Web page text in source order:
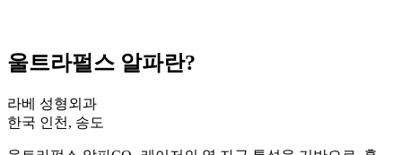
울트라펄스 알파란?
라베 성형외과
한국 인천, 송도